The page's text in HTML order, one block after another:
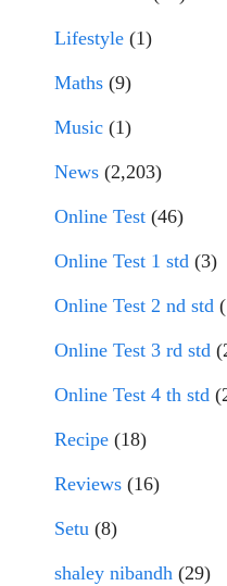
Lifestyle (1)
Maths (9)
Music (1)
News (2,203)
Online Test (46)
Online Test 1 std (3)
Online Test 2 nd std
Online Test 3 rd std
Online Test 4 th std
Recipe (18)
Reviews (16)
Setu (8)
shaley nibandh (29)